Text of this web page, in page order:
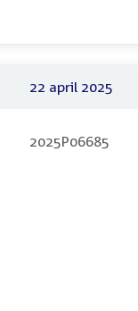
22 april 2025
2025P06685